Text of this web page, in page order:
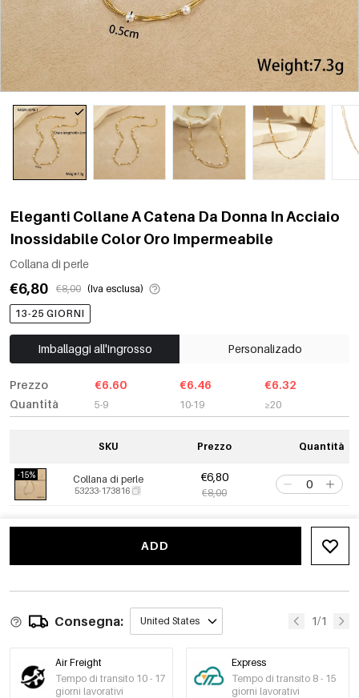
Eleganti Collane A Catena Da Donna In Acciaio
Inossidabile Color Oro Impermeabile
Collana di perle
€6,80 €8,00 (Iva esclusa)
13-25 GIORNI
Imballaggi all'ingrosso Personalizado
Prezzo
Quantità
€6.60
5-9
€6.46
10-19
€6.32
≥20
SKU Prezzo Quantità
-15% Collana di perle
53233-173816
€6,80
€8,00
ADD
Consegna: United States 1/1
Air Freight
Tempo di transito 10 - 17
giorni lavorativi
Express
Tempo di transito 8 - 15
giorni lavorativi